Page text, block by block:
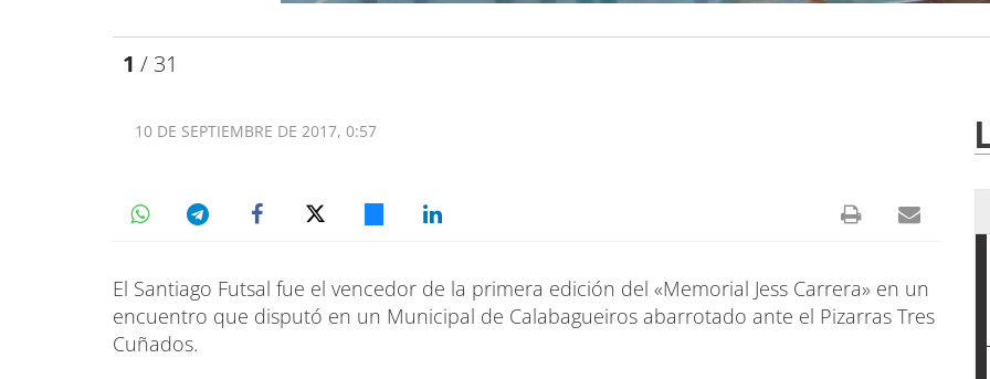
1 / 31
10 DE SEPTIEMBRE DE 2017, 0:57
El Santiago Futsal fue el vencedor de la primera edición del «Memorial Jess Carrera» en un
encuentro que disputó en un Municipal de Calabagueiros abarrotado ante el Pizarras Tres
Cuñados.